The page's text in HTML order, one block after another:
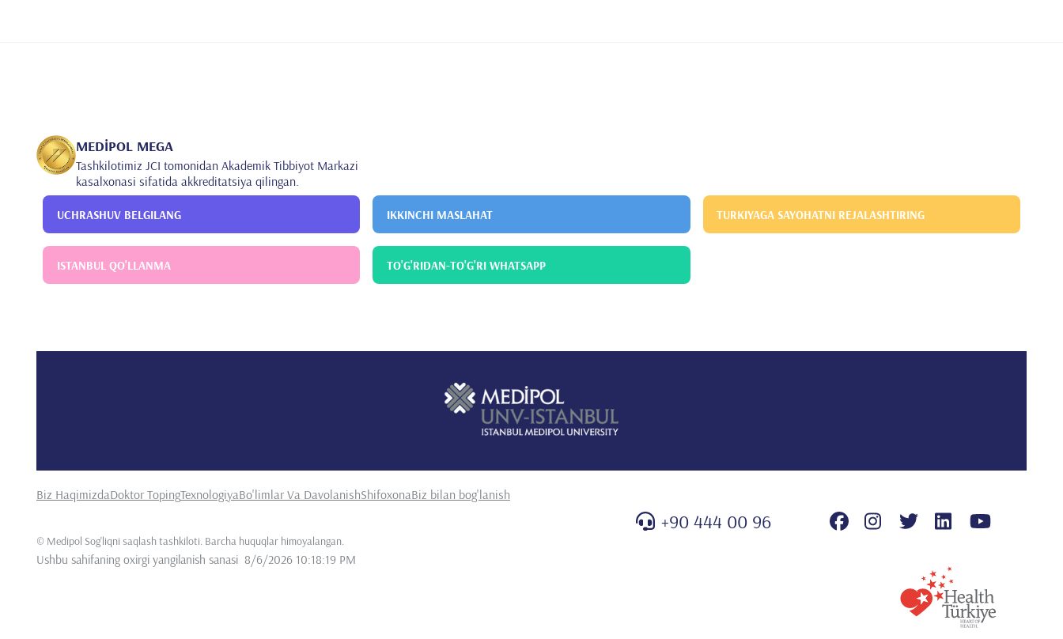
MEDİPOL MEGA
Tashkilotimiz JCI tomonidan Akademik Tibbiyot Markazi
kasalxonasi sifatida akkreditatsiya qilingan.
UCHRASHUV BELGILANG IKKINCHI MASLAHAT TURKIYAGA SAYOHATNI REJALASHTIRING
ISTANBUL QO'LLANMA TO'G'RIDAN-TO'G'RI WHATSAPP
Biz HaqimizdaDoktor TopingTexnologiyaBo'limlar Va DavolanishShifoxonaBiz bilan bog'lanish
© Medipol Sog'liqni saqlash tashkiloti. Barcha huquqlar himoyalangan.
Ushbu sahifaning oxirgi yangilanish sanasi 8/6/2026 10:18:19 PM
+90 444 00 96